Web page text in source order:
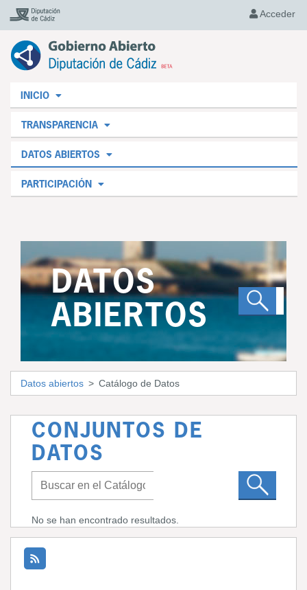
Acceder
INICIO
TRANSPARENCIA
DATOS ABIERTOS
PARTICIPACIÓN
DATOS
ABIERTOS
Datos abiertos Catálogo de Datos
CONJUNTOS DE
DATOS
No se han encontrado resultados.